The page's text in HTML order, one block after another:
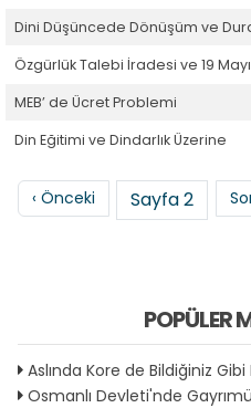
Dini Düşüncede Dönüşüm ve
Özgürlük Talebi İradesi ve 19
MEB’ de Ücret Problemi
Din Eğitimi ve Dindarlık Üzerine
Sayfalama
Önceki sayfa
‹ Önceki Sayfa 2
POPÜLER
Aslında Kore de Bildiğiniz Gibi
Osmanlı Devleti'nde